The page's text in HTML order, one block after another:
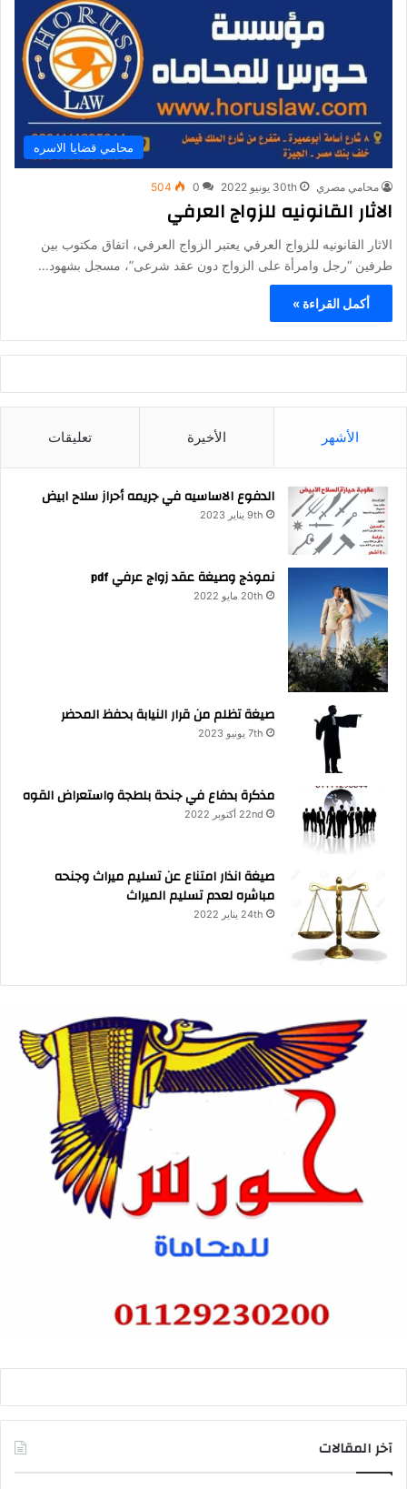
محامي قضايا الاسره
محامي مصري 30th يونيو 2022 0
504
الاثار القانونيه للزواج العرفي
الاثار القانونيه للزواج العرفي يعتبر الزواج العرفي، اتفاق مكتوب بين
طرفين “رجل وامرأة على الزواج دون عقد شرعى”، مسجل بشهود…
أكمل القراءة »
الأشهر الأخيرة تعليقات
الدفوع الاساسيه في جريمه أحراز سلاح ابيض
9th يناير 2023
نموذج وصيغة عقد زواج عرفي pdf
20th مايو 2022
صيغة تظلم من قرار النيابة بحفظ المحضر
7th يونيو 2023
مذكرة بدفاع في جنحة بلطجة واستعراض القوه
22nd أكتوبر 2022
صيغة انذار امتناع عن تسليم ميراث وجنحه
مباشره لعدم تسليم الميراث
24th يناير 2022
آخر المقالات